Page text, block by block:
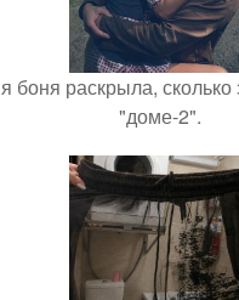
боня раскрыла,
"доме-2".